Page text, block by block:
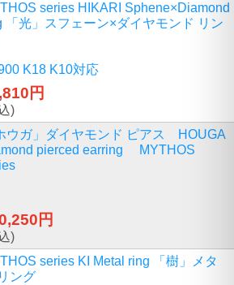
series HIKARI Sphene×Diamond
「光」スフェーン×ダイヤモンド リン
K18 K10対応
円
)
ウガ」ダイヤモンド ピアス HOUGA
pierced earring MYTHOS
円
)
series KI Metal ring 「樹」メタ
ング